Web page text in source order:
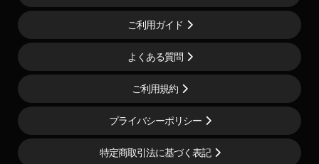
ご利用ガイド
よくある質問
ご利用規約
プライバシーポリシー
特定商取引法に基づく表記